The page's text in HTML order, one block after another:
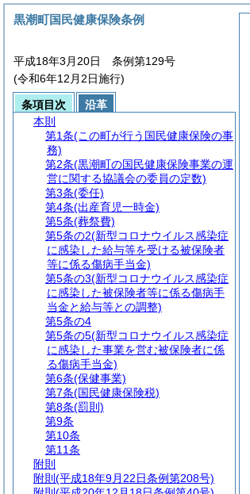
黒潮町国民健康保険条例
平成18年3月20日 条例第129号
(令和6年12月2日施行)
条項目次
沿革
本則
第1条(この町が行う国民健康保険の事
務)
第2条(黒潮町の国民健康保険事業の運
営に関する協議会の委員の定数)
第3条(委任)
第4条(出産育児一時金)
第5条(葬祭費)
第5条の2(新型コロナウイルス感染症
に感染した給与等を受ける被保険者
等に係る傷病手当金)
第5条の3(新型コロナウイルス感染症
に感染した被保険者等に係る傷病手
当金と給与等との調整)
第5条の4
第5条の5(新型コロナウイルス感染症
に感染した事業を営む被保険者に係
る傷病手当金)
第6条(保健事業)
第7条(国民健康保険税)
第8条(罰則)
第9条
第10条
第11条
附則
附則 (平成18年9月22日条例第208号)